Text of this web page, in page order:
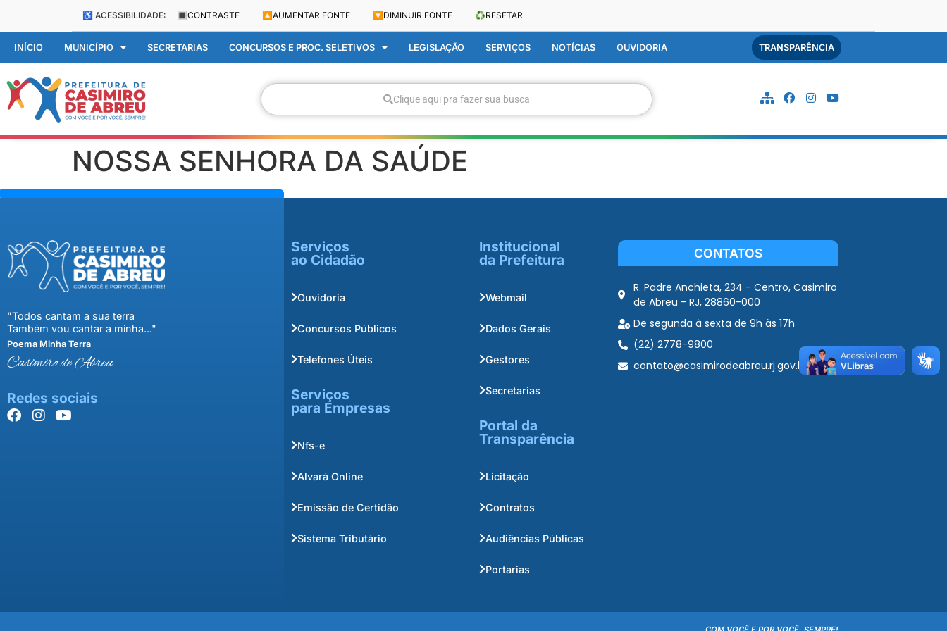
♿ ACESSIBILIDADE: 🔳 CONTRASTE 🔼 AUMENTAR FONTE 🔽 DIMINUIR FONTE ♻️RESETAR
INÍCIO MUNICÍPIO SECRETARIAS CONCURSOS E PROC. SELETIVOS LEGISLAÇÃO SERVIÇOS NOTÍCIAS OUVIDORIA TRANSPARÊNCIA
Clique aqui pra fazer sua busca
NOSSA SENHORA DA SAÚDE
"Todos cantam a sua terra
Também vou cantar a minha..."
Poema Minha Terra
Casimiro de Abreu
Redes sociais
Serviços
ao Cidadão
Ouvidoria
Concursos Públicos
Telefones Úteis
Serviços
para Empresas
Nfs-e
Alvará Online
Emissão de Certidão
Sistema Tributário
Institucional
da Prefeitura
Webmail
Dados Gerais
Gestores
Secretarias
Portal da
Transparência
Licitação
Contratos
Audiências Públicas
Portarias
CONTATOS
R. Padre Anchieta, 234 - Centro, Casimiro
de Abreu - RJ, 28860-000
De segunda à sexta de 9h às 17h
(22) 2778-9800
contato@casimirodeabreu.rj.gov.br